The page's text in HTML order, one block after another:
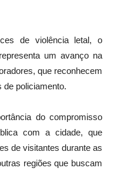
de violência letal, o
um avanço na
que reconhecem
de policiamento.
do compromisso
com a cidade, que
de visitantes durante as
regiões que buscam